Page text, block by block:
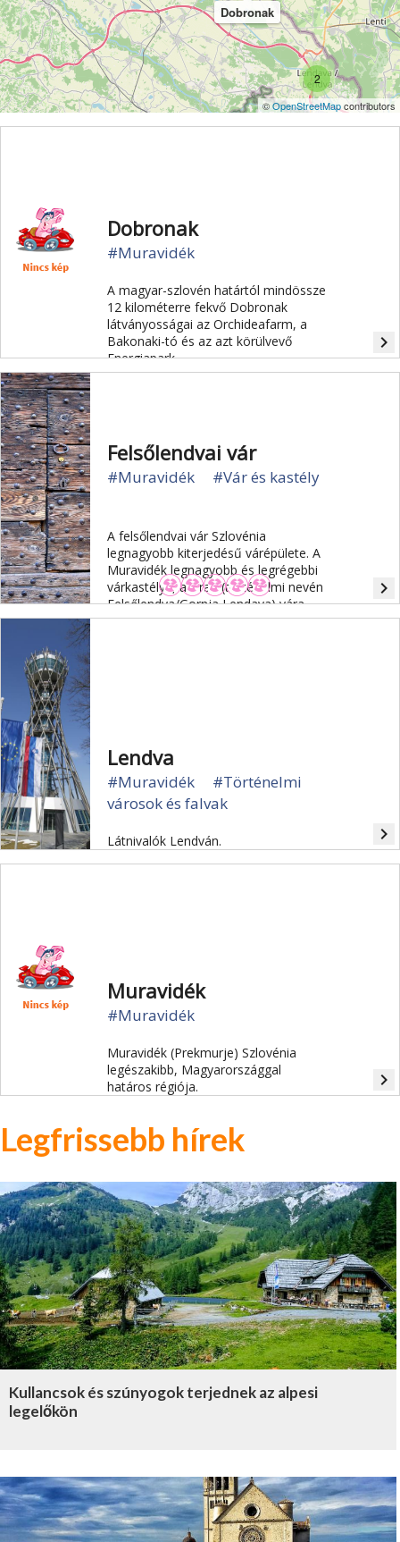
2
Dobronak
©OpenStreetMapcontributors
Dobronak
#Muravidék
A magyar-szlovén határtól mindössze
12 kilométerre fekvő Dobronak
látványosságai az Orchideafarm, a
Bakonaki-tó és az azt körülvevő
Energiapark.
navigate_next
Felsőlendvai vár
#Muravidék #Vár és kastély
A felsőlendvai vár Szlovénia
legnagyobb kiterjedésű várépülete. A
Muravidék legnagyobb és legrégebbi
várkastélya, a Grad (történelmi nevén
Felsőlendva/Gornja Lendava) vára
Szlovénia egyik legnagyobb barokk
navigate_next
Lendva
#Muravidék
#Történelmi
városok és falvak
Látnivalók Lendván. navigate_next
Muravidék
#Muravidék
Muravidék (Prekmurje) Szlovénia
legészakibb, Magyarországgal
határos régiója.
navigate_next
Legfrissebb hírek
Kullancsok és szúnyogok terjednek az alpesi
legelőkön